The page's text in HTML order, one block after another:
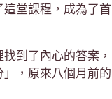
堂課程，成為了首
到了內心的答案，
，原來八個月前的